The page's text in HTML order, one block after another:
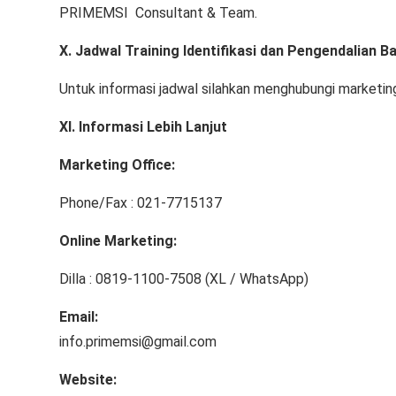
PRIMEMSI Consultant & Team.
X. Jadwal Training Identifikasi dan Pengendalian
Untuk informasi jadwal silahkan menghubungi
XI. Informasi Lebih Lanjut
Marketing Office:
Phone/Fax : 021-7715137
Online Marketing:
Dilla : 0819-1100-7508 (XL / WhatsApp)
Email:
info.primemsi@gmail.com
Website: